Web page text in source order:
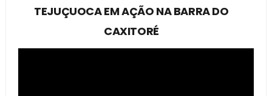
TEJUÇUOCA EM AÇÃO NA BARRA DO
CAXITORÉ